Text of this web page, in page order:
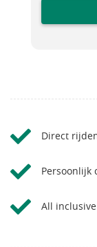
Direct
Persoonlijk
All